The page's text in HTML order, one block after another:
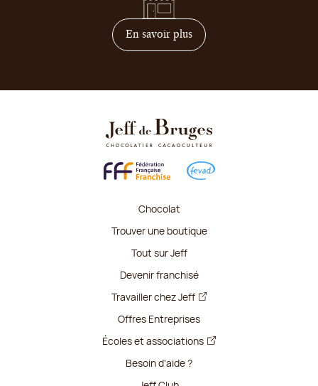
En savoir plussur comment devenir
Chocolat
Trouver une boutique
Tout sur Jeff
Devenir franchisé
Travailler chez Jeff
Offres Entreprises
Écoles et associations
Besoin d'aide ?